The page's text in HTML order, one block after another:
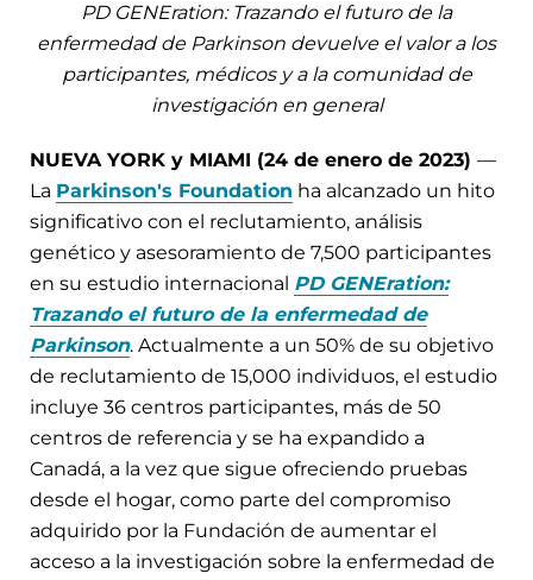
PD GENEration: Trazando el futuro de la
enfermedad de Parkinson devuelve el valor a los
participantes, médicos y a la comunidad de
investigación en general
NUEVA YORK y MIAMI (24 de enero de 2023) —
La Parkinson's Foundation ha alcanzado un hito
significativo con el reclutamiento, análisis
genético y asesoramiento de 7,500 participantes
en su estudio internacional PD GENEration:
Trazando el futuro de la enfermedad de
Parkinson. Actualmente a un 50% de su objetivo
de reclutamiento de 15,000 individuos, el estudio
incluye 36 centros participantes, más de 50
centros de referencia y se ha expandido a
Canadá, a la vez que sigue ofreciendo pruebas
desde el hogar, como parte del compromiso
adquirido por la Fundación de aumentar el
acceso a la investigación sobre la enfermedad de